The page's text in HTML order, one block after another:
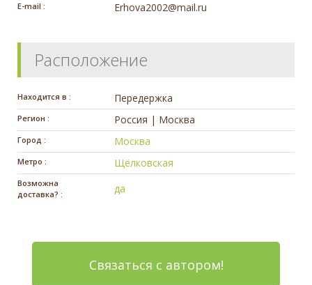
E-mail : Erhova2002@mail.ru
Расположение
Находится в : Передержка
Регион : Россия | Москва
Город : Москва
Метро : Щёлковская
Возможна
доставка? :
да
Связаться с автором!